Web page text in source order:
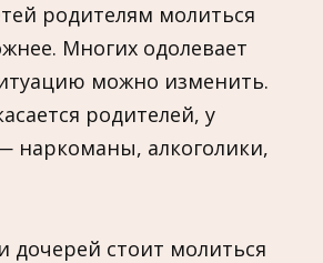
родителям молиться
Многих одолевает
можно изменить.
родителей, у
наркоманы, алкоголики,
дочерей стоит молиться